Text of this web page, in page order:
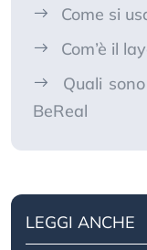
Come si
Com’è il
Quali
BeReal
LEGGI ANCHE